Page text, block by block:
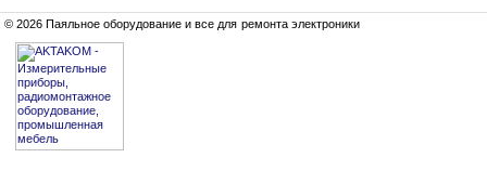
© 2026 Паяльное оборудование и все для ремонта электроники